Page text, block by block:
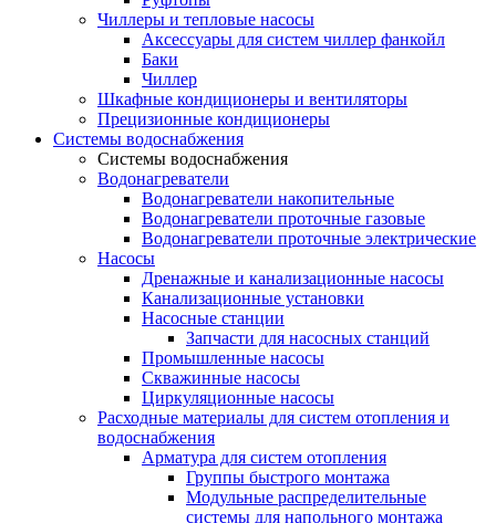
Чиллеры и тепловые насосы
Аксессуары для систем чиллер фанкойл
Баки
Чиллер
Шкафные кондиционеры и вентиляторы
Прецизионные кондиционеры
Системы водоснабжения
Системы водоснабжения
Водонагреватели
Водонагреватели накопительные
Водонагреватели проточные газовые
Водонагреватели проточные электрические
Насосы
Дренажные и канализационные насосы
Канализационные установки
Насосные станции
Запчасти для насосных станций
Промышленные насосы
Скважинные насосы
Циркуляционные насосы
Расходные материалы для систем отопления и
водоснабжения
Арматура для систем отопления
Группы быстрого монтажа
Модульные распределительные
системы для напольного монтажа